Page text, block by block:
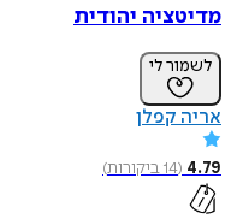
מדיטציה יהודית
לשמור לי
אריה קפלן
4.79
(
14ביקורות)